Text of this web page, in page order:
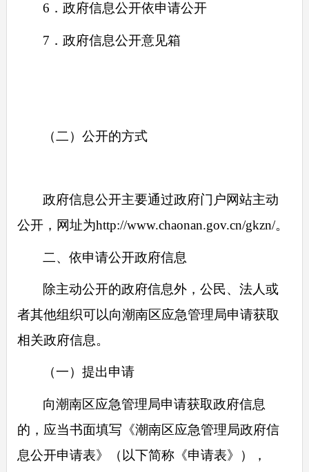
6．政府信息公开依申请公开
7 ．政府信息公开意见箱
（二）公开的方式
政府信息公开主要通过政府门户网站主动
公开，网址为http://www.chaonan.gov.cn/gkzn/。
二、依申请公开政府信息
除主动公开的政府信息外，公民、法人或
者其他组织可以向潮南区应急管理局申请获取
相关政府信息。
（一）提出申请
向潮南区应急管理局申请获取政府信息
的，应当书面填写《潮南区应急管理局政府信
息公开申请表》（以下简称《申请表》），